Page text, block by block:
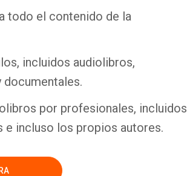
todo el contenido de la
incluidos audiolibros,
por profesionales, incluidos
e incluso los propios autores.